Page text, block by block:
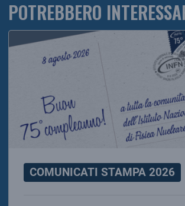
POTREBBERO
COMUNICATI STAMPA 2026